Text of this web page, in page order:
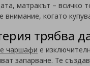
матракът – всичко
внимание, когато
трябва
чаршафи е
запарване. Те